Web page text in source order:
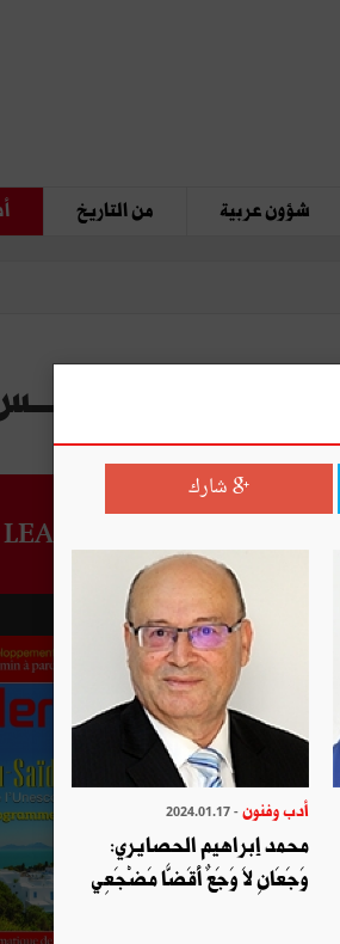
شؤون عربية من التاريخ
شارك
أدب وفنون- 2024.01.17
محمد إبراهيم الحصايري:
وَجَعَانِ لاَ وَجَعٌ أَقَضَّا مَضْجَعِي